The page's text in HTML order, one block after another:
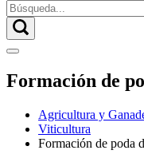
Formación de
Agricultura y
Viticultura
Formación de poda